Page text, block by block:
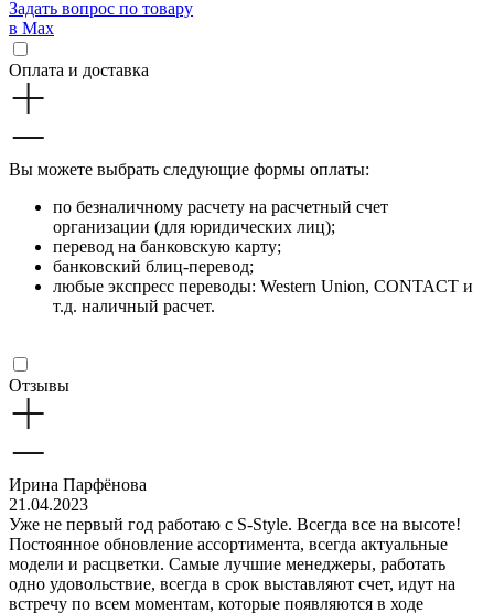
Задать вопрос по товару
в Max
Оплата и доставка
Вы можете выбрать следующие формы оплаты:
по безналичному расчету на расчетный счет
организации (для юридических лиц);
перевод на банковскую карту;
банковский блиц-перевод;
любые экспресс переводы: Western Union, CONTACT и
т.д. наличный расчет.
Отзывы
Ирина Парфёнова
21.04.2023
Уже не первый год работаю с S-Style. Всегда все на высоте!
Постоянное обновление ассортимента, всегда актуальные
модели и расцветки. Самые лучшие менеджеры, работать
одно удовольствие, всегда в срок выставляют счет, идут на
встречу по всем моментам, которые появляются в ходе